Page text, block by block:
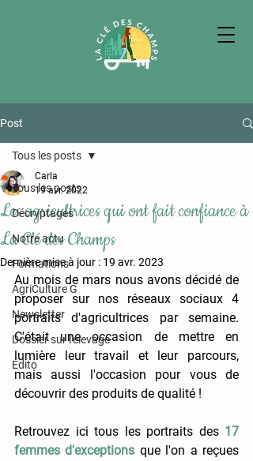
Post
Tous les posts
Décryptages
Notre actu
Formations
AgriCulture G
Newsletter
Dossier sur l'élevage
Édito
Tous les posts
Les agricultrices qui ont fait confiance à
La Clé des Champs
Carla
19 avr. 2022
Dernière mise à jour : 19 avr. 2023
Au mois de mars nous avons décidé de
proposer sur nos réseaux sociaux 4
portraits d'agricultrices par semaine.
C'était une occasion de mettre en
lumière leur travail et leur parcours,
mais aussi l'occasion pour vous de
découvrir des produits de qualité !
Retrouvez ici tous les portraits des 17
femmes d'exceptions que l'on a reçues